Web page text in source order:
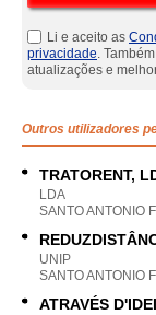
Li e aceito as
privacidade.
atualizações e
Outros utilizadores
TRATORENT,
LDA
SANTO ANTONIO
UNIP
SANTO ANTONIO
ATRAVÉS